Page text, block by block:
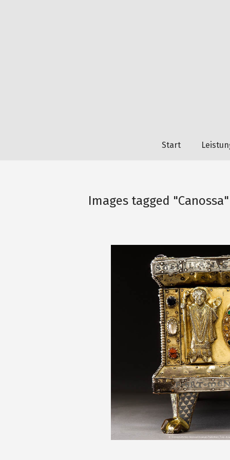
Start
Images tagged "Canossa"